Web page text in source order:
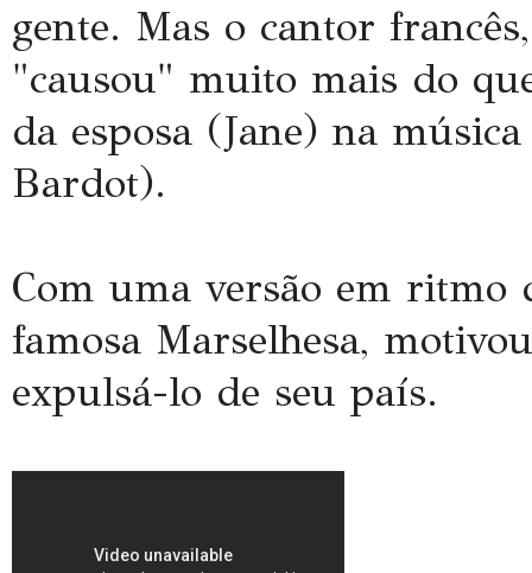
gente. Mas o cantor
"causou" muito mais do
da esposa (Jane) na
Bardot).
Com uma versão em ritmo
famosa Marselhesa,
expulsá-lo de seu país.